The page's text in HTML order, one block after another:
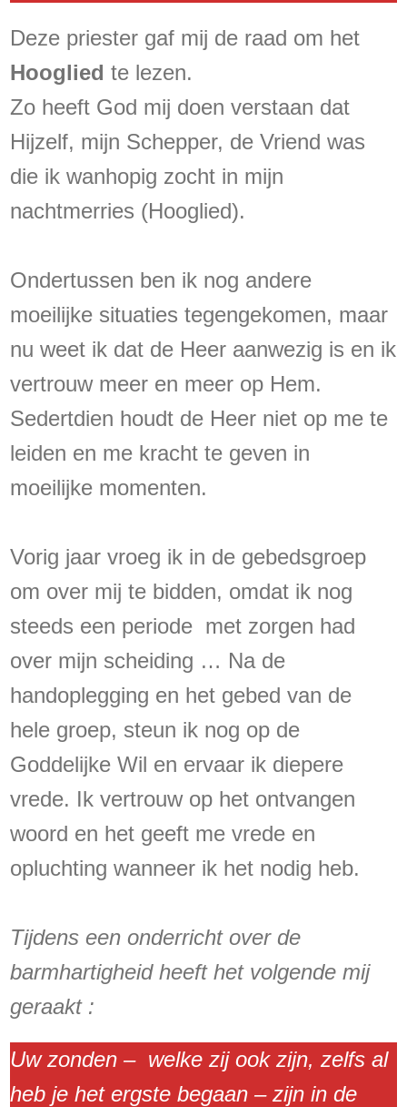
Deze priester gaf mij de raad om het
Hooglied te lezen.
Zo heeft God mij doen verstaan dat
Hijzelf, mijn Schepper, de Vriend was
die ik wanhopig zocht in mijn
nachtmerries (Hooglied).
Ondertussen ben ik nog andere
moeilijke situaties tegengekomen, maar
nu weet ik dat de Heer aanwezig is en ik
vertrouw meer en meer op Hem.
Sedertdien houdt de Heer niet op me te
leiden en me kracht te geven in
moeilijke momenten.
Vorig jaar vroeg ik in de gebedsgroep
om over mij te bidden, omdat ik nog
steeds een periode met zorgen had
over mijn scheiding … Na de
handoplegging en het gebed van de
hele groep, steun ik nog op de
Goddelijke Wil en ervaar ik diepere
vrede. Ik vertrouw op het ontvangen
woord en het geeft me vrede en
opluchting wanneer ik het nodig heb.
Tijdens een onderricht over de
barmhartigheid heeft het volgende mij
geraakt :
Uw zonden – welke zij ook zijn, zelfs al
heb je het ergste begaan – zijn in de